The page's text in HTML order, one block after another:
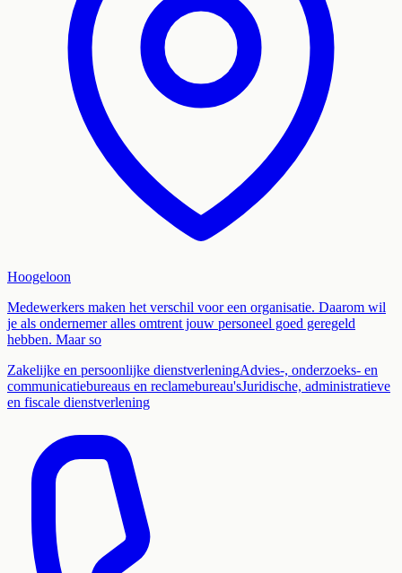
Hoogeloon
Medewerkers maken het verschil voor een organisatie. Daarom wil
je als ondernemer alles omtrent jouw personeel goed geregeld
hebben. Maar so
Zakelijke en persoonlijke dienstverleningAdvies-, onderzoeks- en
communicatiebureaus en reclamebureau'sJuridische, administratieve
en fiscale dienstverlening